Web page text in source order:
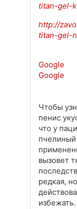
titan-gel-
http://
titan-gel-
Google
Google
Чтобы
пенис
что у
пчелиный
вызовет
редкая,